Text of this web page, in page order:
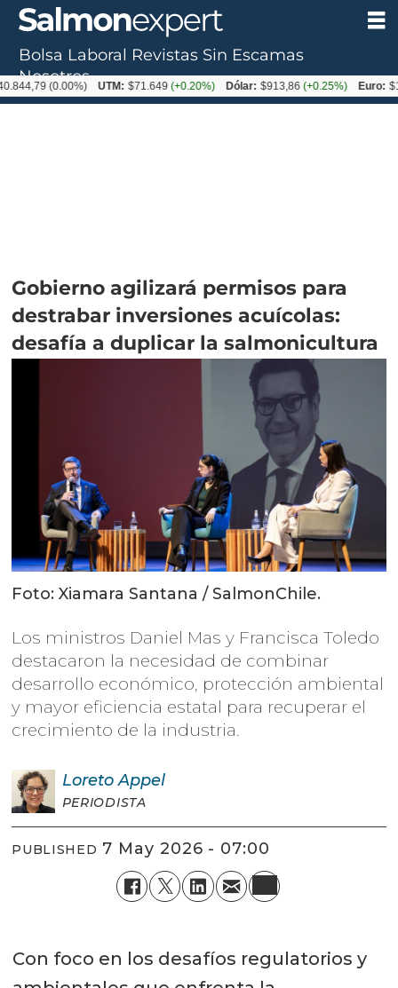
Gobierno agilizará permisos para
destrabar inversiones acuícolas:
desafía a duplicar la salmonicultura
Foto: Xiamara Santana / SalmonChile.
Los ministros Daniel Mas y Francisca Toledo
destacaron la necesidad de combinar
desarrollo económico, protección ambiental
y mayor eficiencia estatal para recuperar el
crecimiento de la industria.
Loreto Appel
PERIODISTA
PUBLISHED 7 May 2026 - 07:00
Con foco en los desafíos regulatorios y
Bolsa Laboral Revistas Sin Escamas
Nosotros
(0.00%) UTM: $71.649(+0.20%) Dólar: $913,86(+0.25%) Euro: $1053,08